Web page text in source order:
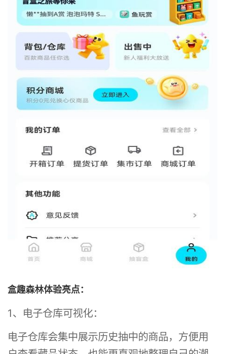
盒趣森林体验亮点：
1、电子仓库可视化：
电子仓库会集中展示历史抽中的商品，方便用